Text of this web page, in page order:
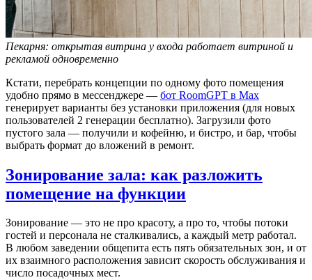
Пекарня: открытая витрина у входа работает витриной и
рекламой одновременно
Кстати, перебрать концепции по одному фото помещения
удобно прямо в мессенджере — бот RoomGPT в Max
генерирует варианты без установки приложения (для новых
пользователей 2 генерации бесплатно). Загрузили фото
пустого зала — получили и кофейню, и бистро, и бар, чтобы
выбрать формат до вложений в ремонт.
Зонирование зала: как разложить
помещение на функции
Зонирование — это не про красоту, а про то, чтобы потоки
гостей и персонала не сталкивались, а каждый метр работал.
В любом заведении общепита есть пять обязательных зон, и от
их взаимного расположения зависит скорость обслуживания и
число посадочных мест.